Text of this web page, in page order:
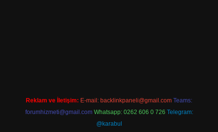
Reklam ve İletişim: E-mail: backlinkpaneli@gmail.com Teams:
forumhizmeti@gmail.com Whatsapp: 0262 606 0 726 Telegram:
@karabul